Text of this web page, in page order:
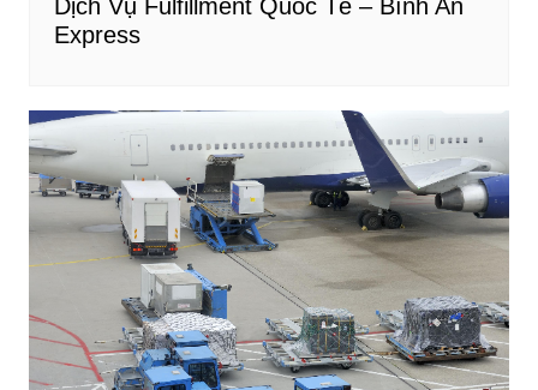
Dịch Vụ Fulfillment Quốc Tế – Bình An
Express